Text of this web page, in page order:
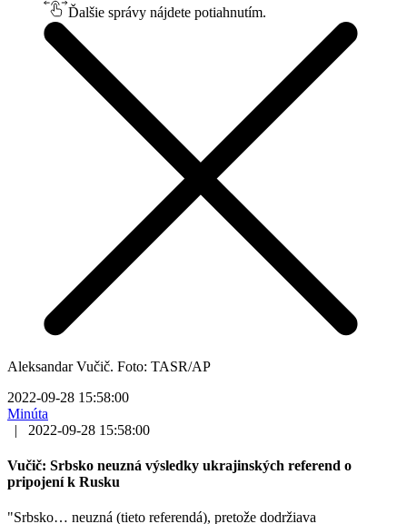
Ďalšie správy nájdete potiahnutím.
Aleksandar Vučič. Foto: TASR/AP
2022-09-28 15:58:00
Minúta
|
2022-09-28 15:58:00
Vučič: Srbsko neuzná výsledky ukrajinských referend o
pripojení k Rusku
"Srbsko… neuzná (tieto referendá), pretože dodržiava